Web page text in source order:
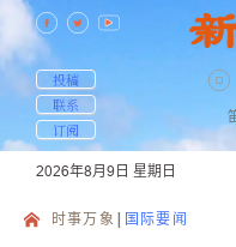
投稿
联系
订阅
2026年8月9日 星期日
时事万象 国际要闻